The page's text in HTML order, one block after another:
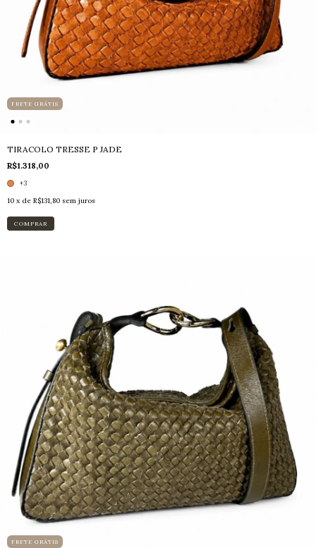
FRETE GRÁTIS
TIRACOLO TRESSE P JADE
R$1.318,00
+3
10 x de R$131,80 sem juros
COMPRAR
FRETE GRÁTIS